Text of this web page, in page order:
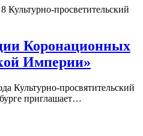
Культурно-просветительский
Коронационных
Империи»
Культурно-просвятительский
приглашает…